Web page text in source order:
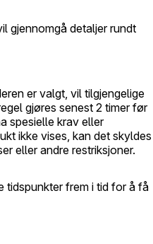
gjennomgå detaljer rundt
er valgt, vil tilgjengelige
gjøres senest 2 timer før
spesielle krav eller
ikke vises, kan det skyldes
eller andre restriksjoner.
tidspunkter frem i tid for å få